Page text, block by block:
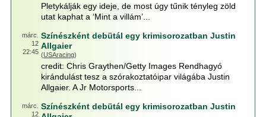
Pletykálják egy ideje, de most úgy tűnik tényleg zöld
utat kaphat a ‘Mint a villám’...
márc.
12
22:45
Színészként debütál egy krimisorozatban Justin
Allgaier
(USAracing)
credit: Chris Graythen/Getty Images Rendhagyó
kirándulást tesz a szórakoztatóipar világába Justin
Allgaier. A Jr Motorsports...
márc.
12
Színészként debütál egy krimisorozatban Justin